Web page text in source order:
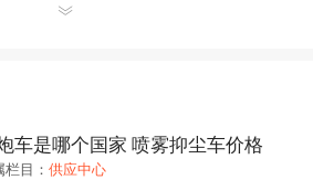
压水炮，大功率洒水泵，加装气动
，水雾细密，射程远廊坊那卖雾
雾炮车工作原理。16立方东风天龙
车是哪个国家 喷雾抑尘车价格
栏目：供应中心